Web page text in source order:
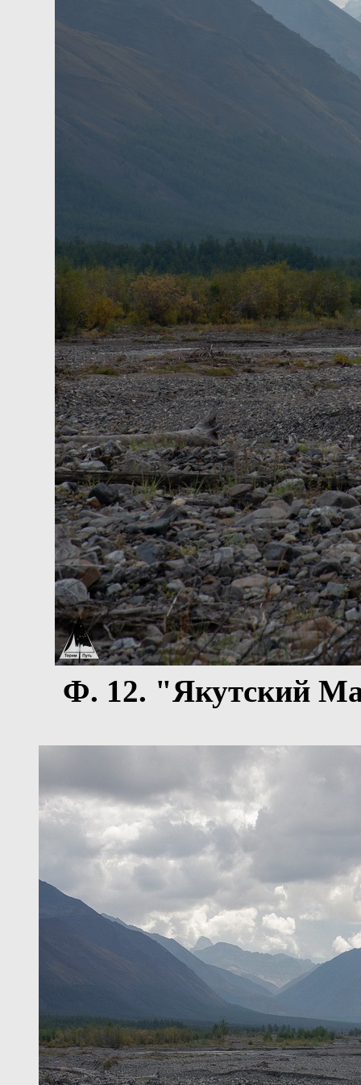
Ф. 12. "Якутский